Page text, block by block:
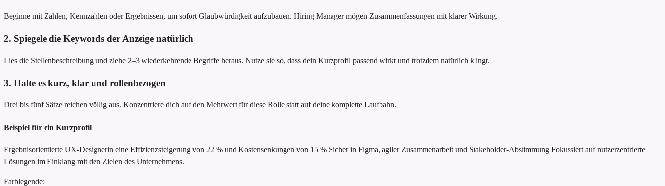
Beginne mit Zahlen, Kennzahlen oder Ergebnissen, um sofort Glaubwürdigkeit aufzubauen. Hiring Manager mögen Zusammenfassungen mit klarer Wirkung.
2. Spiegele die Keywords der Anzeige natürlich
Lies die Stellenbeschreibung und ziehe 2–3 wiederkehrende Begriffe heraus. Nutze sie so, dass dein Kurzprofil passend wirkt und trotzdem natürlich klingt.
3. Halte es kurz, klar und rollenbezogen
Drei bis fünf Sätze reichen völlig aus. Konzentriere dich auf den Mehrwert für diese Rolle statt auf deine komplette Laufbahn.
Beispiel für ein Kurzprofil
Ergebnisorientierte UX-Designerin eine Effizienzsteigerung von 22 % und Kostensenkungen von 15 % Sicher in Figma, agiler Zusammenarbeit und Stakeholder-Abstimmung Fokussiert auf nutzerzentrierte
Lösungen im Einklang mit den Zielen des Unternehmens.
Farblegende: